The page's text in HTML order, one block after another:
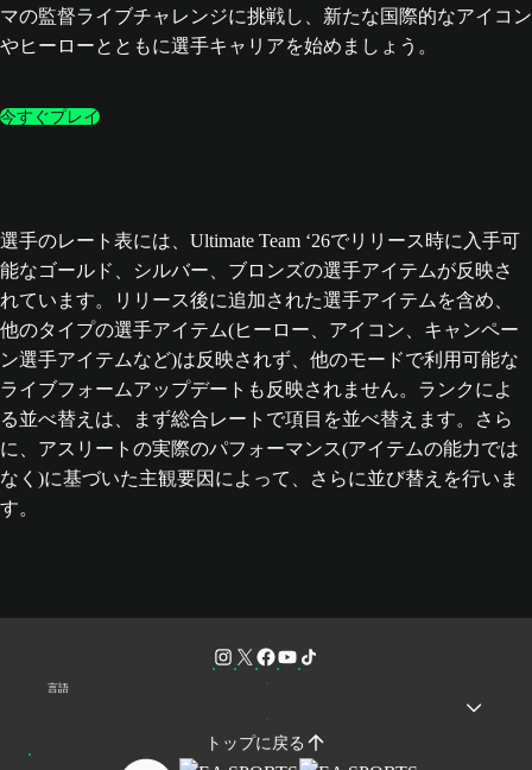
マの監督ライブチャレンジに挑戦し、新たな国際的なアイコン
やヒーローとともに選手キャリアを始めましょう。
今すぐプレイ
選手のレート表には、Ultimate Team ‘26でリリース時に入手可
能なゴールド、シルバー、ブロンズの選手アイテムが反映さ
れています。リリース後に追加された選手アイテムを含め、
他のタイプの選手アイテム(ヒーロー、アイコン、キャンペー
ン選手アイテムなど)は反映されず、他のモードで利用可能な
ライブフォームアップデートも反映されません。ランクによ
る並べ替えは、まず総合レートで項目を並べ替えます。さら
に、アスリートの実際のパフォーマンス(アイテムの能力では
なく)に基づいた主観要因によって、さらに並び替えを行いま
す。
言語
トップに戻る